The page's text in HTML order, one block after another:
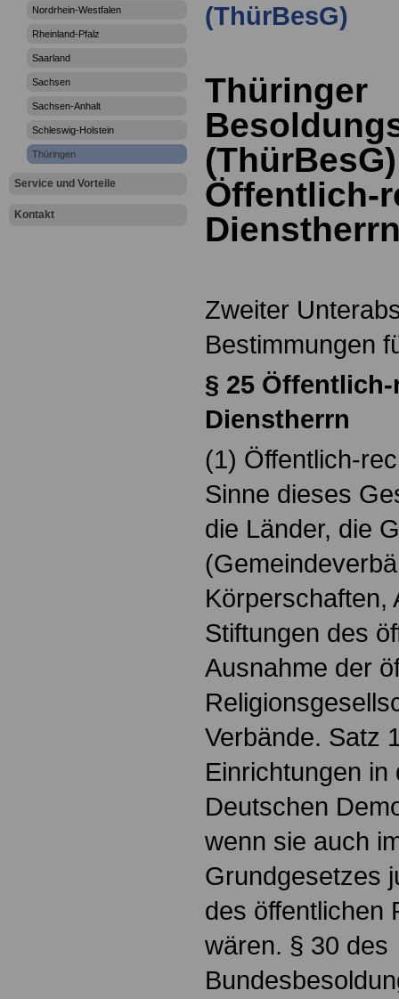
Nordrhein-Westfalen
Rheinland-Pfalz
Saarland
Sachsen
Sachsen-Anhalt
Schleswig-Holstein
Thüringen
Service und Vorteile
Kontakt
(ThürBesG)
Thüringer
Öffentlich-
Zweiter
Bestimmungen
§ 25
Dienstherrn
(1) Öffentlich-
Sinne dieses
die Länder, die
Körperschaften,
Stiftungen des
Ausnahme der
Verbände. Satz
Einrichtungen in
Deutschen
wenn sie auch
Grundgesetzes
des öffentlichen
wären. § 30 des